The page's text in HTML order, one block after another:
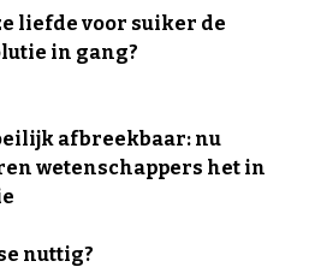
liefde voor suiker de
in gang?
afbreekbaar: nu
wetenschappers het in
nuttig?